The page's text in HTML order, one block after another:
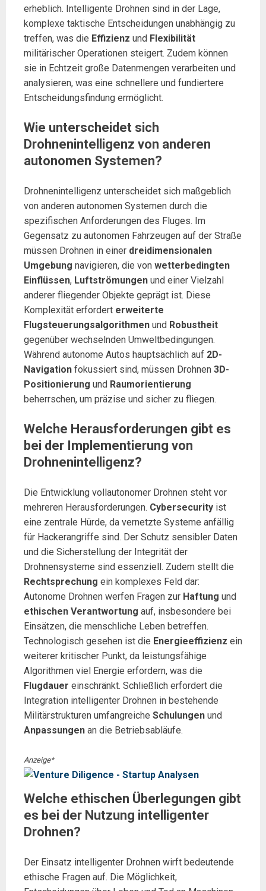
erheblich. Intelligente Drohnen sind in der Lage,
komplexe taktische Entscheidungen unabhängig zu
treffen, was die Effizienz und Flexibilität
militärischer Operationen steigert. Zudem können
sie in Echtzeit große Datenmengen verarbeiten und
analysieren, was eine schnellere und fundiertere
Entscheidungsfindung ermöglicht.
Wie unterscheidet sich
Drohnenintelligenz von anderen
autonomen Systemen?
Drohnenintelligenz unterscheidet sich maßgeblich
von anderen autonomen Systemen durch die
spezifischen Anforderungen des Fluges. Im
Gegensatz zu autonomen Fahrzeugen auf der Straße
müssen Drohnen in einer dreidimensionalen
Umgebung navigieren, die von wetterbedingten
Einflüssen, Luftströmungen und einer Vielzahl
anderer fliegender Objekte geprägt ist. Diese
Komplexität erfordert erweiterte
Flugsteuerungsalgorithmen und Robustheit
gegenüber wechselnden Umweltbedingungen.
Während autonome Autos hauptsächlich auf 2D-
Navigation fokussiert sind, müssen Drohnen 3D-
Positionierung und Raumorientierung
beherrschen, um präzise und sicher zu fliegen.
Welche Herausforderungen gibt es
bei der Implementierung von
Drohnenintelligenz?
Die Entwicklung vollautonomer Drohnen steht vor
mehreren Herausforderungen. Cybersecurity ist
eine zentrale Hürde, da vernetzte Systeme anfällig
für Hackerangriffe sind. Der Schutz sensibler Daten
und die Sicherstellung der Integrität der
Drohnensysteme sind essenziell. Zudem stellt die
Rechtsprechung ein komplexes Feld dar:
Autonome Drohnen werfen Fragen zur Haftung und
ethischen Verantwortung auf, insbesondere bei
Einsätzen, die menschliche Leben betreffen.
Technologisch gesehen ist die Energieeffizienz ein
weiterer kritischer Punkt, da leistungsfähige
Algorithmen viel Energie erfordern, was die
Flugdauer einschränkt. Schließlich erfordert die
Integration intelligenter Drohnen in bestehende
Militärstrukturen umfangreiche Schulungen und
Anpassungen an die Betriebsabläufe.
Anzeige*
Welche ethischen Überlegungen gibt
es bei der Nutzung intelligenter
Drohnen?
Der Einsatz intelligenter Drohnen wirft bedeutende
ethische Fragen auf. Die Möglichkeit,